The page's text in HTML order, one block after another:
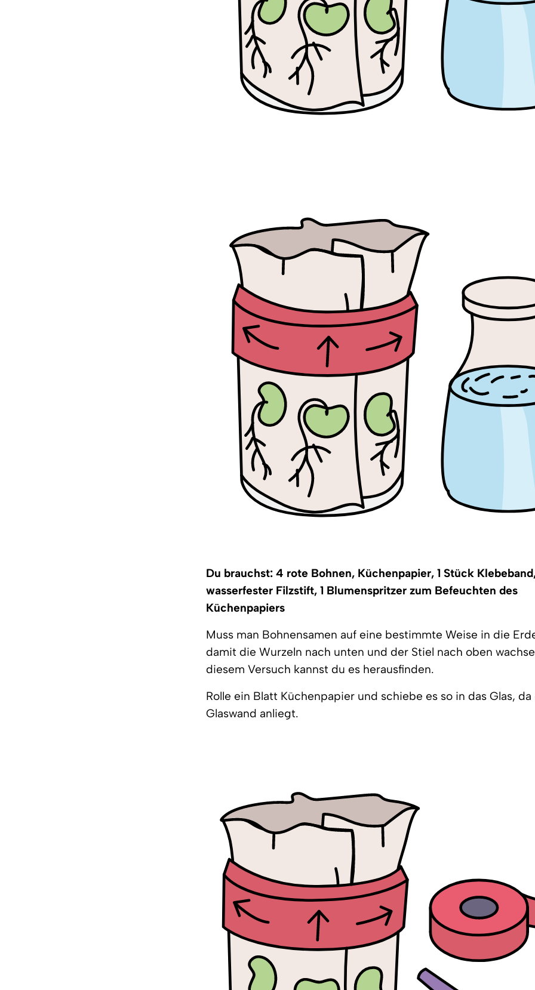
Du brauchst: 4 rote Bohnen, Küchenpapier, 1 Stück
wasserfester Filzstift, 1 Blumenspritzer zum Befeuchten des
Küchenpapiers
Muss man Bohnensamen auf eine bestimmte Weise in die
damit die Wurzeln nach unten und der Stiel nach oben
diesem Versuch kannst du es herausfinden.
Rolle ein Blatt Küchenpapier und schiebe es so in das Glas, da
Glaswand anliegt.